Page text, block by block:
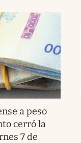
a peso
cerró la
7 de